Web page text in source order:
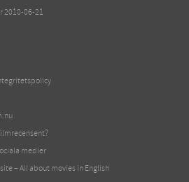
2010-06-21
medier
– All about movies in English